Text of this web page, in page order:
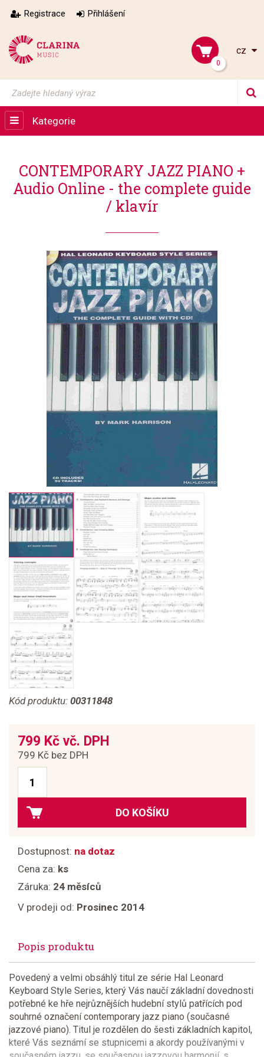
Registrace Přihlášení
0
cz
Kategorie
CONTEMPORARY JAZZ PIANO +
Audio Online - the complete guide
/ klavír
Kód produktu: 00311848
799 Kč vč. DPH
799 Kč bez DPH
DO KOŠÍKU
Dostupnost: na dotaz
Cena za: ks
Záruka: 24 měsíců
V prodeji od: Prosinec 2014
Popis produktu
Povedený a velmi obsáhlý titul ze série Hal Leonard
Keyboard Style Series, který Vás naučí základní dovednosti
potřebné ke hře nejrůznějších hudební stylů patřících pod
souhrné označení contemporary jazz piano (současné
jazzové piano). Titul je rozdělen do šesti základních kapitol,
které Vás seznámí se stupnicemi a akordy používanými v